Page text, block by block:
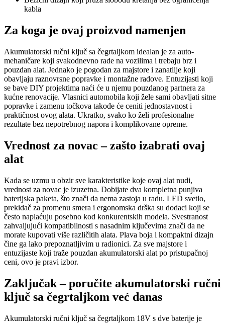
kabla
Za koga je ovaj proizvod namenjen
Akumulatorski ručni ključ sa čegrtaljkom idealan je za auto-
mehaničare koji svakodnevno rade na vozilima i trebaju brz i
pouzdan alat. Jednako je pogodan za majstore i zanatlije koji
obavljaju raznovrsne popravke i montažne radove. Entuzijasti koji
se bave DIY projektima naći će u njemu pouzdanog partnera za
kućne renovacije. Vlasnici automobila koji žele sami obavljati sitne
popravke i zamenu točkova takođe će ceniti jednostavnost i
praktičnost ovog alata. Ukratko, svako ko želi profesionalne
rezultate bez nepotrebnog napora i komplikovane opreme.
Vrednost za novac – zašto izabrati ovaj
alat
Kada se uzmu u obzir sve karakteristike koje ovaj alat nudi,
vrednost za novac je izuzetna. Dobijate dva kompletna punjiva
baterijska paketa, što znači da nema zastoja u radu. LED svetlo,
prekidač za promenu smera i ergonomska drška su dodaci koji se
često naplaćuju posebno kod konkurentskih modela. Svestranost
zahvaljujući kompatibilnosti s nasadnim ključevima znači da ne
morate kupovati više različitih alata. Plava boja i kompaktni dizajn
čine ga lako prepoznatljivim u radionici. Za sve majstore i
entuzijaste koji traže pouzdan akumulatorski alat po pristupačnoj
ceni, ovo je pravi izbor.
Zaključak – poručite akumulatorski ručni
ključ sa čegrtaljkom već danas
Akumulatorski ručni ključ sa čegrtaljkom 18V s dve baterije je